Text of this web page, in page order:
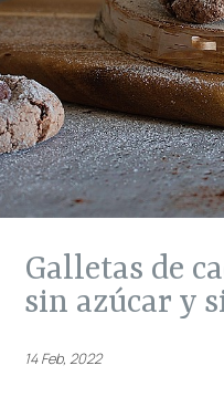
galletas de cacao y avellanas,
sin azúcar y
14 Feb, 2022